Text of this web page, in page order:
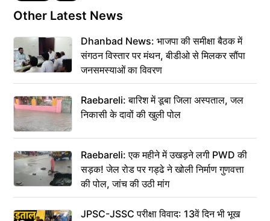
Other Latest News
Dhanbad News: भाजपा की समीक्षा बैठक में
संगठन विस्तार पर मंथन, बीडीओ से मिलकर सौंपा
जनसमस्याओं का विवरण
Raebareli: बारिश में डूबा जिला अस्पताल, जल
निकासी के दावों की खुली पोल
Raebareli: एक महीने में उखड़ने लगी PWD की
सड़क! जेल रोड पर गड्ढे ने खोली निर्माण गुणवत्ता
की पोल, जांच की उठी मांग
JPSC-JSSC परीक्षा विवाद: 13वें दिन भी भूख